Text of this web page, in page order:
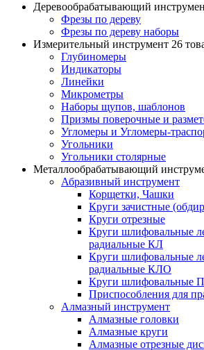
Деревообрабатывающий
Фрезы по дереву
Фрезы по дереву наборы
Измерительный инструмент 26
Глубиномеры
Индикаторы
Линейки
Микрометры
Наборы щупов, шаблонов
Призмы поверочные и
Угломеры и Угломеры-
Угольники
Угольники столярные
Металлообрабатывающий
Абразивный инструмент
Корщетки, Чашки
Круги зачистные
Круги отрезные
Круги шлифовальные
радиальные КЛ
Круги шлифовальные
радиальные КЛО
Круги шлифовальные
Приспособления для
Алмазный инструмент
Алмазные головки
Алмазные круги
Алмазные отрезные